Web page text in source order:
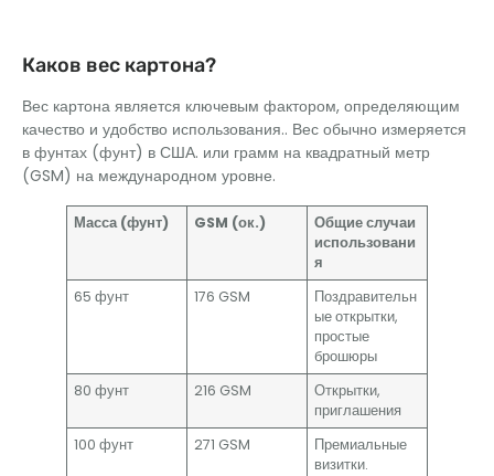
Каков вес картона?
Вес картона является ключевым фактором, определяющим
качество и удобство использования.. Вес обычно измеряется
в фунтах (фунт) в США. или грамм на квадратный метр
(GSM) на международном уровне.
Масса (фунт) GSM (ок.)
Общие случаи
использовани
я
65 фунт
176 GSM
Поздравительн
ые открытки,
простые
брошюры
80 фунт
216 GSM
Открытки,
приглашения
100 фунт
271 GSM
Премиальные
визитки.